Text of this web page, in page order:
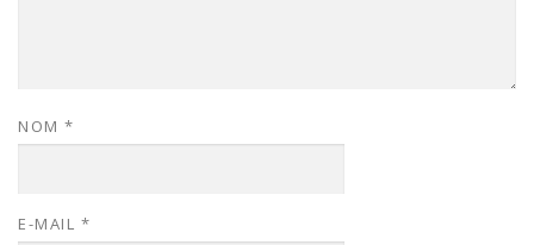
NOM *
E-MAIL *